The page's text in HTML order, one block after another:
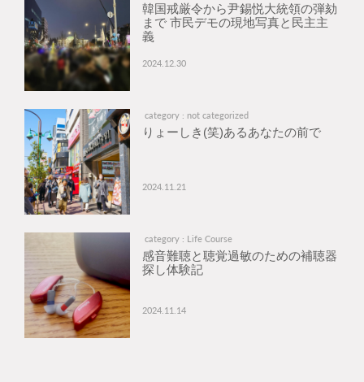
韓国戒厳令から尹錫悦大統領の弾劾
まで 市民デモの現地写真と民主主
義
2024.12.30
category : not categorized
りょーしき(笑)あるあなたの前で
2024.11.21
category : Life Course
感音難聴と聴覚過敏のための補聴器
探し体験記
2024.11.14